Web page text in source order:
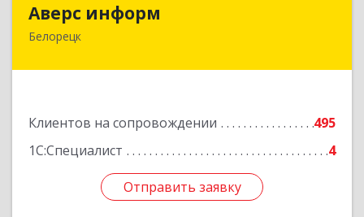
Аверс информ
Белорецк
Клиентов на сопровождении
495
1С:Специалист
4
Отправить заявку
453500, Башкортостан Респ, Белорецкий р-н,
Подробнее
Отправить заявку